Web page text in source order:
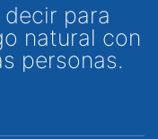
para
natural con
personas.